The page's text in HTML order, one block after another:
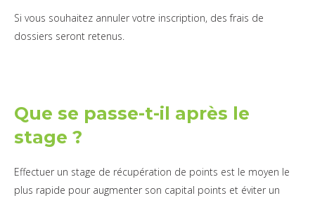
Si vous souhaitez annuler votre inscription, des frais de
dossiers seront retenus.
Que se passe-t-il après le
stage ?
Effectuer un stage de récupération de points est le moyen le
plus rapide pour augmenter son capital points et éviter un